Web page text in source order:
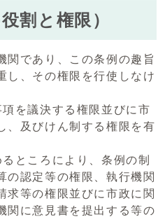
割と権限）
関であり、この条例の趣旨
し、その権限を行使しなけ
を議決する権限並びに市
、及びけん制する権限を有
ところにより、条例の制
の認定等の権限、執行機関
求等の権限並びに市政に関
関に意見書を提出する等の